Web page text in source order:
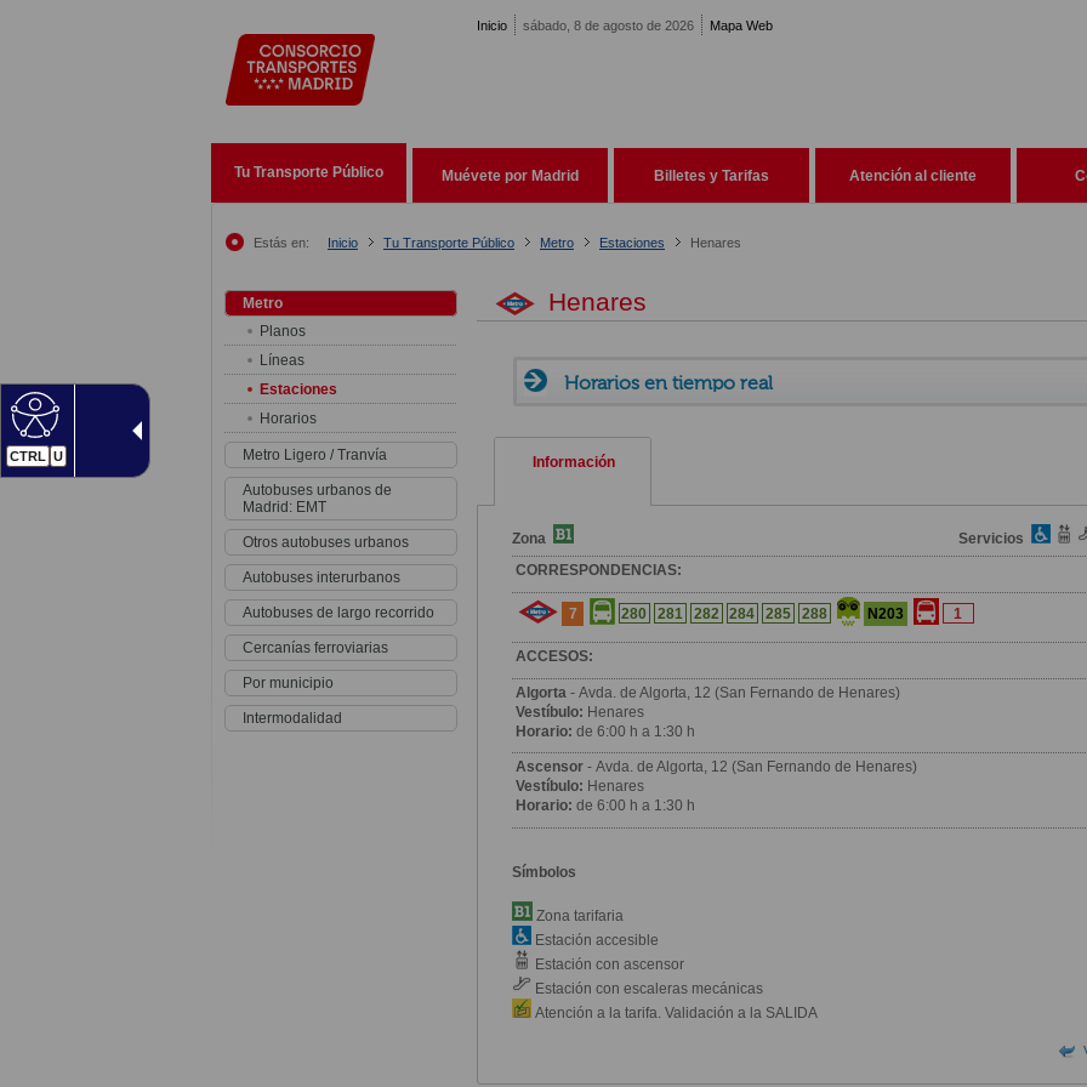
CTRL U
Inicio sábado, 8 de agosto de 2026 Mapa Web
Tu Transporte Público Muévete por Madrid Billetes y Tarifas Atención al cliente
Estás en: Inicio Tu Transporte Público Metro Estaciones Henares
Metro
Planos
Líneas
Estaciones
Horarios
Metro Ligero / Tranvía
Autobuses urbanos de
Madrid: EMT
Otros autobuses urbanos
Autobuses interurbanos
Autobuses de largo recorrido
Cercanías ferroviarias
Por municipio
Intermodalidad
Henares
Horarios en tiempo real
Información
Zona
Servicios
CORRESPONDENCIAS:
7 280 281 282 284 285 288 N203 1
ACCESOS:
Algorta - Avda. de Algorta, 12 (San Fernando de Henares)
Vestíbulo: Henares
Horario: de 6:00 h a 1:30 h
Ascensor - Avda. de Algorta, 12 (San Fernando de Henares)
Vestíbulo: Henares
Horario: de 6:00 h a 1:30 h
Símbolos
Zona tarifaria
Estación accesible
Estación con ascensor
Estación con escaleras mecánicas
Atención a la tarifa. Validación a la SALIDA